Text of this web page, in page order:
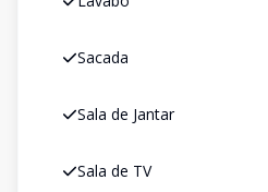
Sacada
Sala de Jantar
Sala de TV